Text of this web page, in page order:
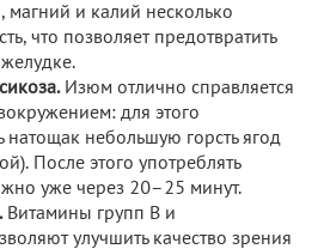
магний и калий несколько
что позволяет предотвратить
желудке.
Изюм отлично справляется
для этого
натощак небольшую горсть ягод
После этого употреблять
уже через 20–25 минут.
Витамины групп В и
улучшить качество зрения